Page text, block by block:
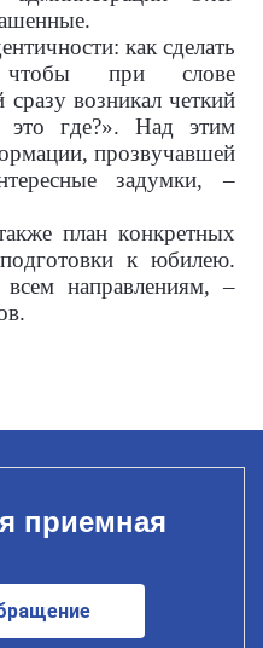
как сделать
чтобы при слове
возникал четкий
где?». Над этим
прозвучавшей
задумки, –
план конкретных
к юбилею.
направлениям, –
приемная